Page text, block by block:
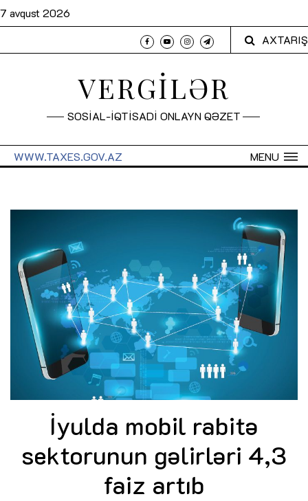
7 avqust 2026
AXTARIŞ
VERGİLƏR
SOSİAL-İQTİSADİ ONLAYN QƏZET
MENU
WWW.TAXES.GOV.AZ
İyulda mobil rabitə
sektorunun gəlirləri 4,3
faiz artıb